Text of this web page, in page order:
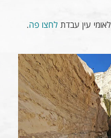
עין עבדת לחצו פה.